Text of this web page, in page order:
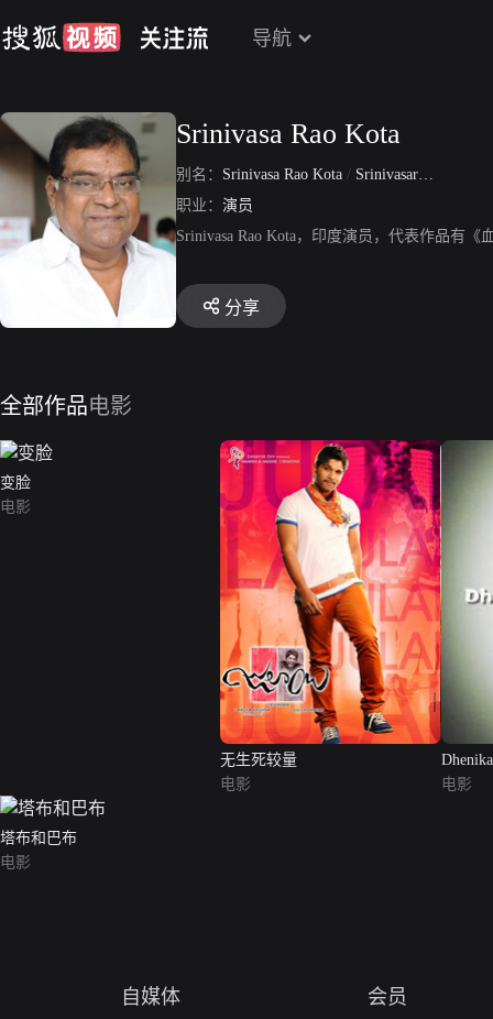
导航
Srinivasa Rao Kota
别名： Srinivasa Rao Kota / Srinivasarao Kota
职业： 演员
Srinivasa Rao Kota，印度演员，代表作品有
分享
全部作品电影
变脸
电影
无生死较量
电影
电影
塔布和巴布
电影
自媒体 会员